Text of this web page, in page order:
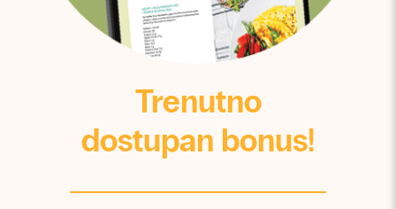
Trenutno
dostupan bonus!